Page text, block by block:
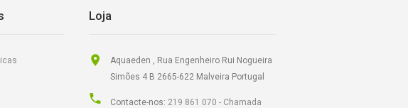
Loja
Aquaeden , Rua Engenheiro Rui Nogueira
Simões 4 B 2665-622 Malveira Portugal
Contacte-nos: 219 861 070 - Chamada